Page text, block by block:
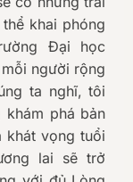
người rộng
ta nghĩ, tôi
phá bản
khát vọng tuổi
lai sẽ trở
với đủ Lòng
khao cống